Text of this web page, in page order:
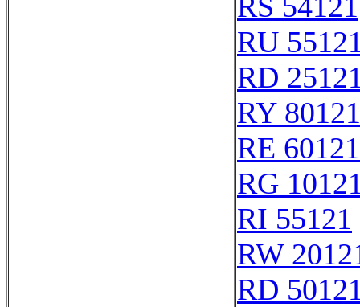
RU
RD
RY 80121
RE 60121
RG
RI 55121
RW
RD